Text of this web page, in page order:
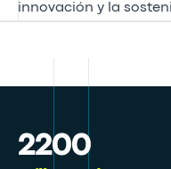
innovación y la
2200